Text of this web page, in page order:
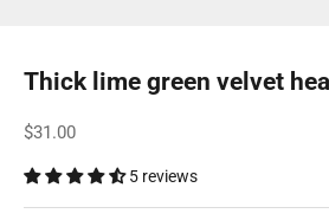
Thick lime green velvet
Sale price
$31.00
5 reviews